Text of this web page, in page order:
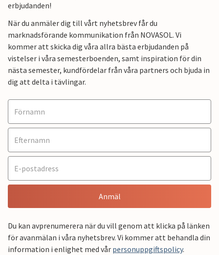
erbjudanden!
När du anmäler dig till vårt nyhetsbrev får du
marknadsförande kommunikation från NOVASOL. Vi
kommer att skicka dig våra allra bästa erbjudanden på
vistelser i våra semesterboenden, samt inspiration för din
nästa semester, kundfördelar från våra partners och bjuda in
dig att delta i tävlingar.
Anmäl
Du kan avprenumerera när du vill genom att klicka på länken
för avanmälan i våra nyhetsbrev. Vi kommer att behandla din
information i enlighet med vår personuppgiftspolicy.